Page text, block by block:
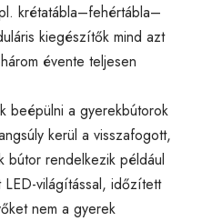
krétatábla–fehértábla–
kiegészítők mind azt
évente teljesen
beépülni a gyerekbútorok
kerül a visszafogott,
bútor rendelkezik például
világítással, időzített
nem a gyerek